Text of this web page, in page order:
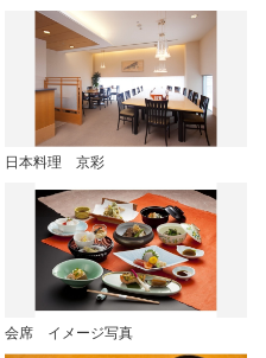
日本料理 京彩
会席 イメージ写真